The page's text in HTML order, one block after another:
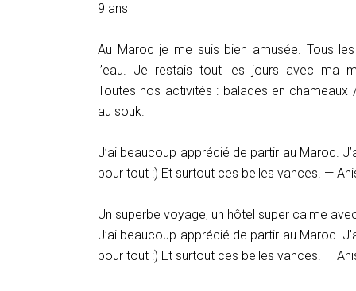
9 ans
Au Maroc je me suis bien amusée. Tous
l’eau. Je restais tout les jours avec ma
Toutes nos activités : balades en
au souk.
J’ai beaucoup apprécié de partir au Maroc.
pour tout :) Et surtout ces belles vances. —
Un superbe voyage, un hôtel super calme
J’ai beaucoup apprécié de partir au Maroc.
pour tout :) Et surtout ces belles vances. —